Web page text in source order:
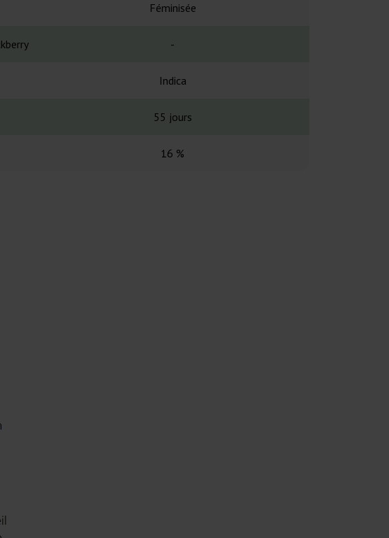
Féminisée
-
Indica
55 jours
16 %